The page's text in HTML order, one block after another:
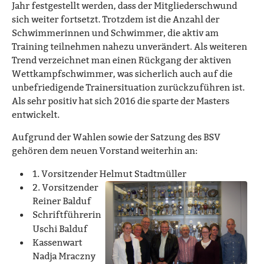
Jahr festgestellt werden, dass der Mitgliederschwund
sich weiter fortsetzt. Trotzdem ist die Anzahl der
Schwimmerinnen und Schwimmer, die aktiv am
Training teilnehmen nahezu unverändert. Als weiteren
Trend verzeichnet man einen Rückgang der aktiven
Wettkampfschwimmer, was sicherlich auch auf die
unbefriedigende Trainersituation zurückzuführen ist.
Als sehr positiv hat sich 2016 die sparte der Masters
entwickelt.
Aufgrund der Wahlen sowie der Satzung des BSV
gehören dem neuen Vorstand weiterhin an:
1. Vorsitzender Helmut Stadtmüller
2. Vorsitzender
Reiner Balduf
Schriftführerin
Uschi Balduf
Kassenwart
Nadja Mraczny